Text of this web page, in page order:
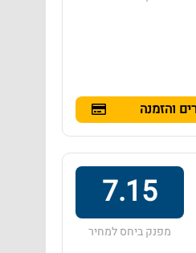
והזמנה
7.15
מפנק ביחס למחיר